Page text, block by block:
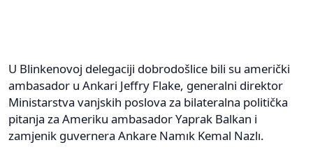
U Blinkenovoj delegaciji dobrodošlice bili su američki
ambasador u Ankari Jeffry Flake, generalni direktor
Ministarstva vanjskih poslova za bilateralna politička
pitanja za Ameriku ambasador Yaprak Balkan i
zamjenik guvernera Ankare Namık Kemal Nazlı.